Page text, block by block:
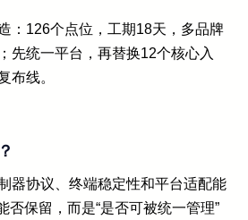
：126个点位，工期18天，多品牌
先统一平台，再替换12个核心入
布线。
器协议、终端稳定性和平台适配能
否保留，而是“是否可被统一管理”